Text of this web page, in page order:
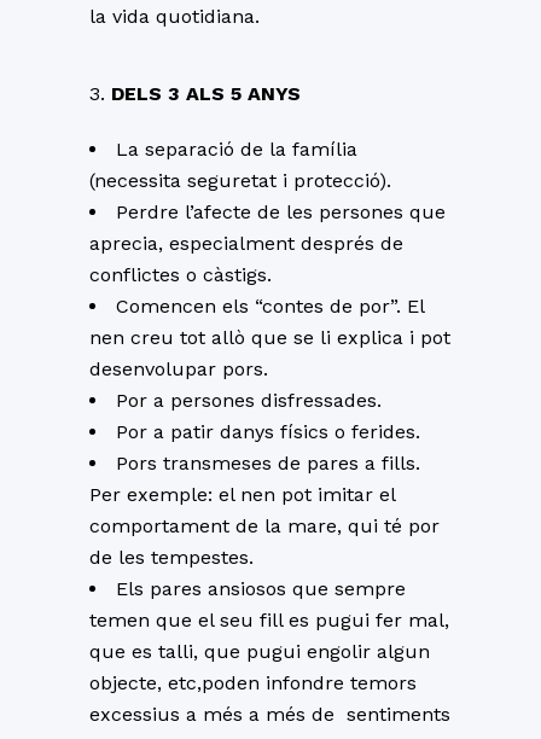
la vida quotidiana.
3. DELS 3 ALS 5 ANYS
La separació de la família
(necessita seguretat i protecció).
Perdre l’afecte de les persones que
aprecia, especialment després de
conflictes o càstigs.
Comencen els “contes de por”. El
nen creu tot allò que se li explica i pot
desenvolupar pors.
Por a persones disfressades.
Por a patir danys físics o ferides.
Pors transmeses de pares a fills.
Per exemple: el nen pot imitar el
comportament de la mare, qui té por
de les tempestes.
Els pares ansiosos que sempre
temen que el seu fill es pugui fer mal,
que es talli, que pugui engolir algun
objecte, etc,poden infondre temors
excessius a més a més de sentiments